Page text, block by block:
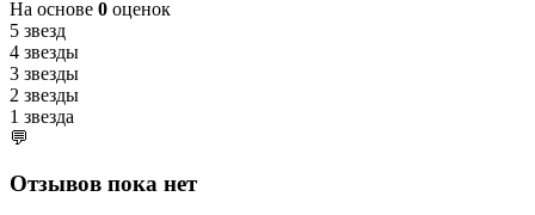
На основе 0 оценок
5 звезд
4 звезды
3 звезды
2 звезды
1 звезда
💬
Отзывов пока нет